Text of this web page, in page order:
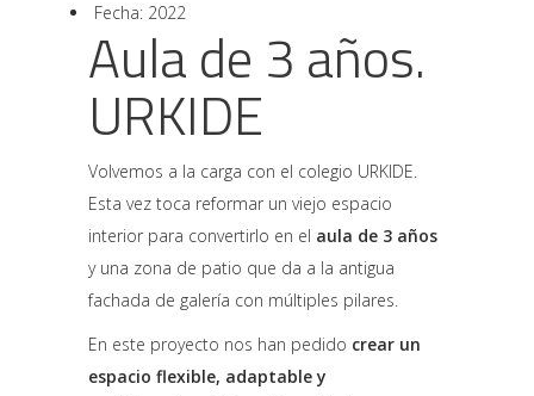
Fecha: 2022
Aula de 3 años.
URKIDE
Volvemos a la carga con el colegio URKIDE.
Esta vez toca reformar un viejo espacio
interior para convertirlo en el aula de 3 años
y una zona de patio que da a la antigua
fachada de galería con múltiples pilares.
En este proyecto nos han pedido crear un
espacio flexible, adaptable y